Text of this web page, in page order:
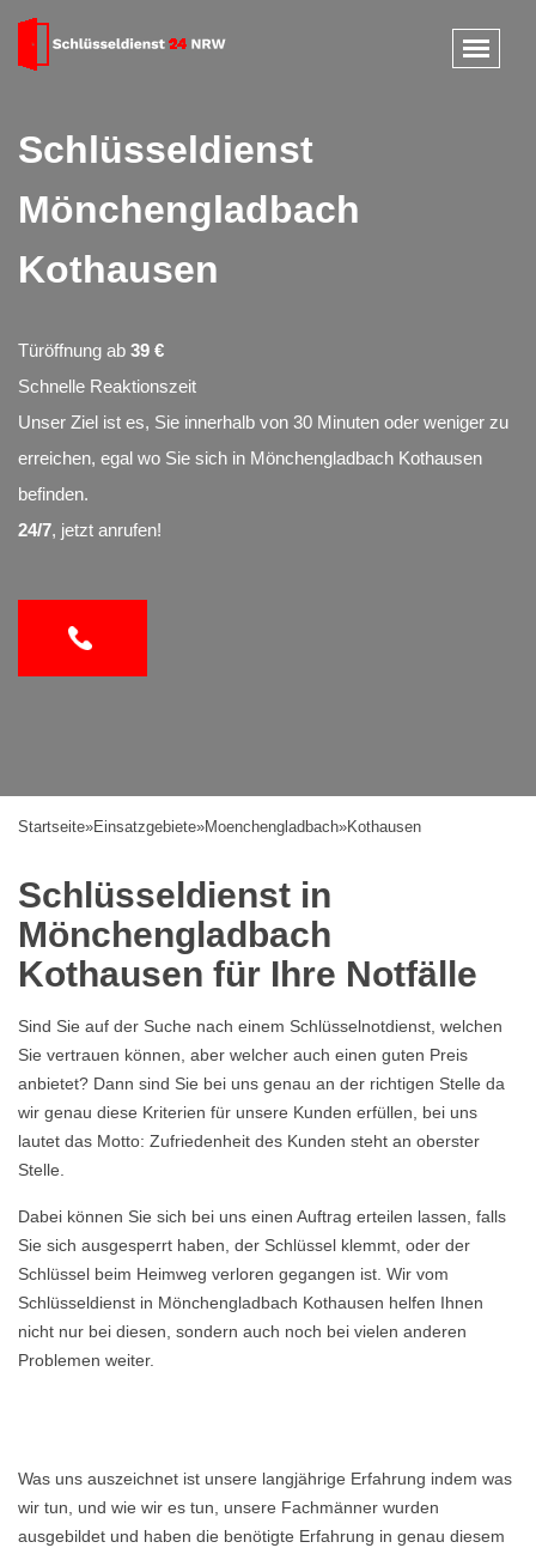
Schlüsseldienst
Mönchengladbach
Kothausen
Türöffnung ab 39 €
Schnelle Reaktionszeit
Unser Ziel ist es, Sie innerhalb von 30 Minuten oder weniger zu
erreichen, egal wo Sie sich in Mönchengladbach Kothausen
befinden.
24/7, jetzt anrufen!
Startseite»Einsatzgebiete»Moenchengladbach»Kothausen
Schlüsseldienst in
Mönchengladbach
Kothausen für Ihre Notfälle
Sind Sie auf der Suche nach einem Schlüsselnotdienst, welchen
Sie vertrauen können, aber welcher auch einen guten Preis
anbietet? Dann sind Sie bei uns genau an der richtigen Stelle da
wir genau diese Kriterien für unsere Kunden erfüllen, bei uns
lautet das Motto: Zufriedenheit des Kunden steht an oberster
Stelle.
Dabei können Sie sich bei uns einen Auftrag erteilen lassen, falls
Sie sich ausgesperrt haben, der Schlüssel klemmt, oder der
Schlüssel beim Heimweg verloren gegangen ist. Wir vom
Schlüsseldienst in Mönchengladbach Kothausen helfen Ihnen
nicht nur bei diesen, sondern auch noch bei vielen anderen
Problemen weiter.
Was uns auszeichnet ist unsere langjährige Erfahrung indem was
wir tun, und wie wir es tun, unsere Fachmänner wurden
ausgebildet und haben die benötigte Erfahrung in genau diesem